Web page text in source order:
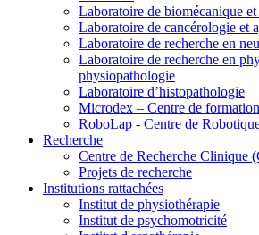
Laboratoire de biomécanique
Laboratoire de cancérologie et
Laboratoire de recherche en
Laboratoire de recherche en
physiopathologie
Laboratoire d’histopathologie
Microdex – Centre de
RoboLap - Centre de
Recherche
Centre de Recherche Clinique
Projets de recherche
Institutions rattachées
Institut de physiothérapie
Institut de psychomotricité